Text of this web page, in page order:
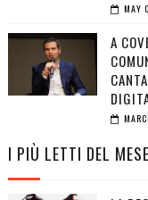
MAY
A
I PIÙ LETTI DEL MESE